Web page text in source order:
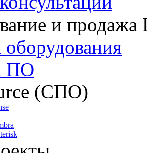
и
ПО
(СПО)